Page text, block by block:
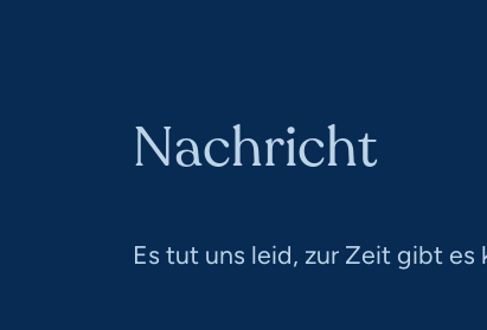
Nachricht
Es tut uns leid, zur Zeit gibt es